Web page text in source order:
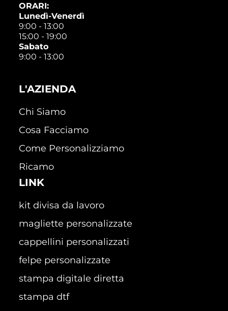
ORARI:
Lunedì-Venerdì
9:00 - 13:00
15:00 - 19:00
Sabato
9:00 - 13:00
L'AZIENDA
Chi Siamo
Cosa Facciamo
Come Personalizziamo
Ricamo
LINK
kit divisa da lavoro
magliette personalizzate
cappellini personalizzati
felpe personalizzate
stampa digitale diretta
stampa dtf